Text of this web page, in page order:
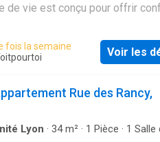
de vie est conçu pour offrir
fois la semaine
Voir les
Rue des Rancy,
Lyon · 34m² · 1 Pièce · 1 Salle